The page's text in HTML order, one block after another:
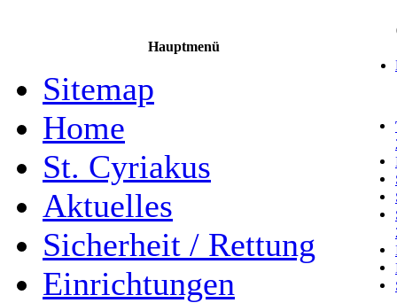
Hauptmenü
Sitemap
Home
St. Cyriakus
Aktuelles
Sicherheit / Rettung
Einrichtungen